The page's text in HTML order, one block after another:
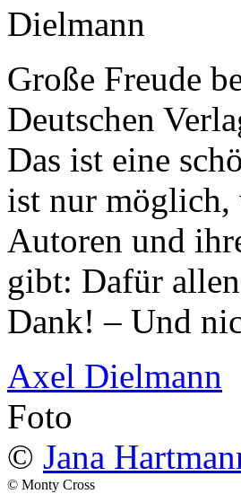
Große Freude
Deutschen
Das ist eine
ist nur möglich,
Autoren und
gibt: Dafür
Dank! – Und
Axel Dielmann
Foto
© Jana
© Monty Cross